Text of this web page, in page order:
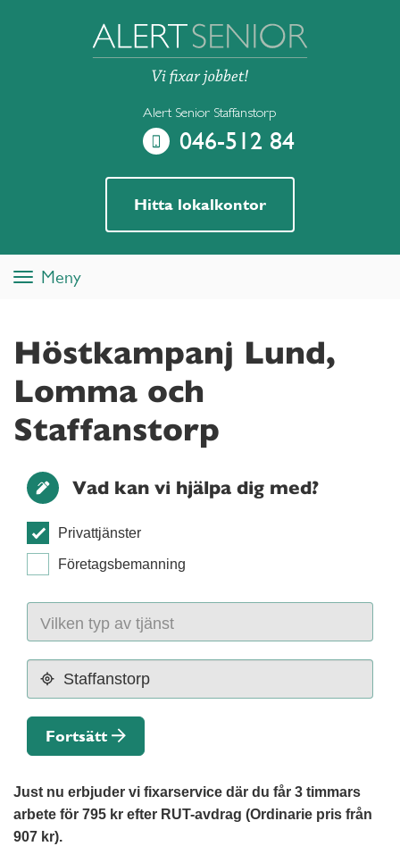
Alert Senior Staffanstorp
046-512 84
Hitta lokalkontor
ToggleMeny
Höstkampanj Lund,
Lomma och
Staffanstorp
Vad kan vi hjälpa dig med?
Privattjänster
Företagsbemanning
Fortsätt
Just nu erbjuder vi fixarservice där du får 3 timmars
arbete för 795 kr efter RUT-avdrag (Ordinarie pris från
907 kr).